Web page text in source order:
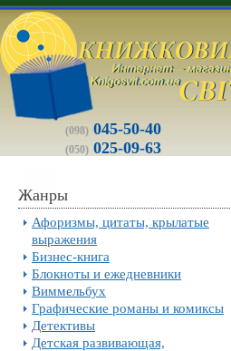
(098) 045-50-40
(050) 025-09-63
Жанры
Афоризмы, цитаты, крылатые
выражения
Бизнес-книга
Блокноты и ежедневники
Виммельбух
Графические романы и комиксы
Детективы
Детская развивающая,